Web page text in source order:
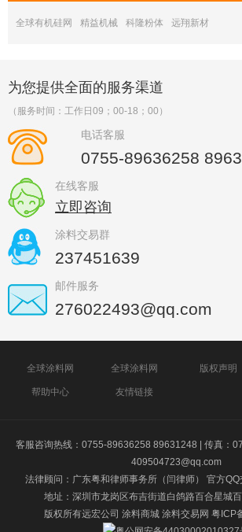
全球有机硅网 精益机械 科隆粉体 远翔新材
为您提供全面的服务渠道
（服务时间：工作日09；00-18；00）
电话客服
0755-89636258
在线客服
立即咨询
涂料交易群
237451639
邮件服务
276022493@qq.com
全球涂料网 全球涂料网 版权声明
帮助中心 友情链接
客服咨询热线：0755-89636258 89631248 | 传真：
409504723@qq.com
法律顾问：广东粤和律师事务所（闫律师） 官方
地址：深圳市龙岗区布吉街道白鸽路百合星城
版权所有远宏公司 涂料商城 涂料交易网 粤ICP